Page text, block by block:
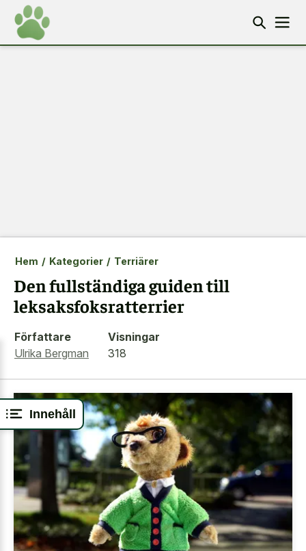
Innehåll
Hem / Kategorier / Terriärer
Den fullständiga guiden till
leksaksfoksratterrier
Författare
Ulrika Bergman
Visningar
318